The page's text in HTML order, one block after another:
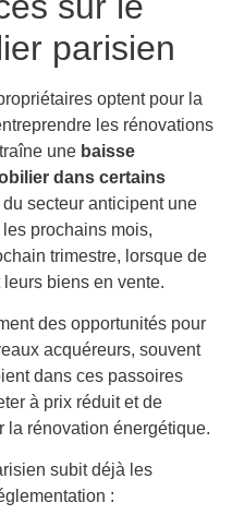
parisien
optent pour la
les rénovations
une baisse
dans certains
secteur anticipent une
prochains mois,
trimestre, lorsque de
biens en vente.
des opportunités pour
acquéreurs, souvent
dans ces passoires
à prix réduit et de
la rénovation énergétique.
subit déjà les
: